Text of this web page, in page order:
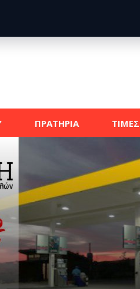
ΠΡΑΤΗΡΙΑ